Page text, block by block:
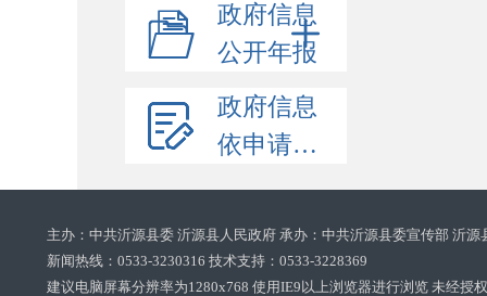
政府信息
公开年报
政府信息
依申请公开
主办：中共沂源县委 沂源县人民政府 承办：中共沂源县委宣传部 沂
新闻热线：0533-3230316 技术支持：0533-3228369‌‌
建议电脑屏幕分辨率为1280x768 使用IE9以上浏览器进行浏览 未经授